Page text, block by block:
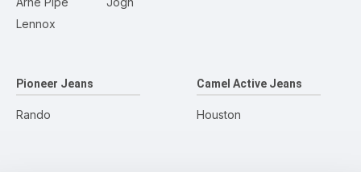
Lennox
Pioneer Jeans
Rando
Camel Active Jeans
Houston